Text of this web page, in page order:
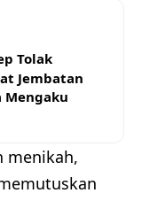
Tolak
Jembatan
Mengaku
menikah,